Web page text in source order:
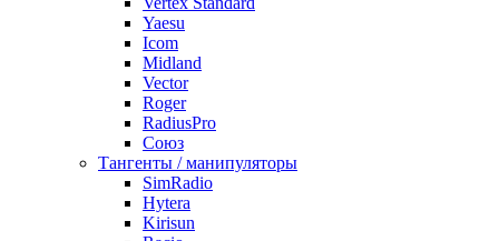
Yaesu
Icom
Midland
Vector
Roger
RadiusPro
Союз
Тангенты / манипуляторы
SimRadio
Hytera
Kirisun